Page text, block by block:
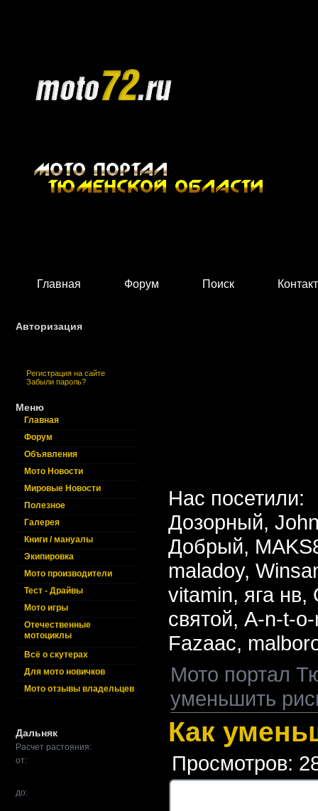
Главная Форум Поиск
Авторизация
Регистрация на сайте
Забыли пароль?
Меню
Главная
Форум
Объявления
Мото Новости
Мировые Новости
Полезное
Галерея
Книги / мануалы
Экипировка
Мото производители
Тест - Драйвы
Мото игры
Отечественные
мотоциклы
Всё о скутерах
Для мото новичков
Мото отзывы владельцев
Дальняк
Расчет растояния:
от:
до:
Нас посетили:
Дозорный,
Добрый,
maladoy,
vitamin, яга нв,
святой,A-n-t-
Fazaac,
Мото портал
уменьшить
Как
Просмотров: